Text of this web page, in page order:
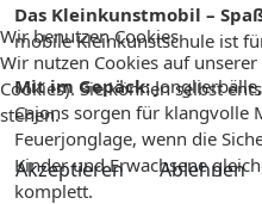
Das Kleinkunstmobil –
mobile Kleinkunstschule ist
Mit im Gepäck:
Cajons sorgen für klangvolle
Feuerjonglage, wenn die
Kinder und Erwachsene
komplett.
Wir benutzen Cookies
Wir nutzen Cookies auf
Cookies). Sie können selbst
stehen.
Akzeptieren Ablehnen